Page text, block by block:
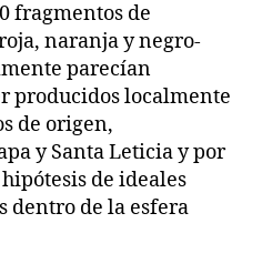
fragmentos de
naranja y negro-
parecían
producidos localmente
de origen,
y Santa Leticia y por
de ideales
dentro de la esfera